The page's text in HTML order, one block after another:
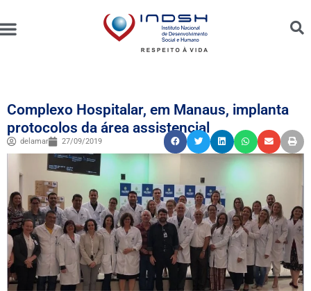
Complexo Hospitalar, em Manaus, implanta
protocolos da área assistencial
delamar 27/09/2019